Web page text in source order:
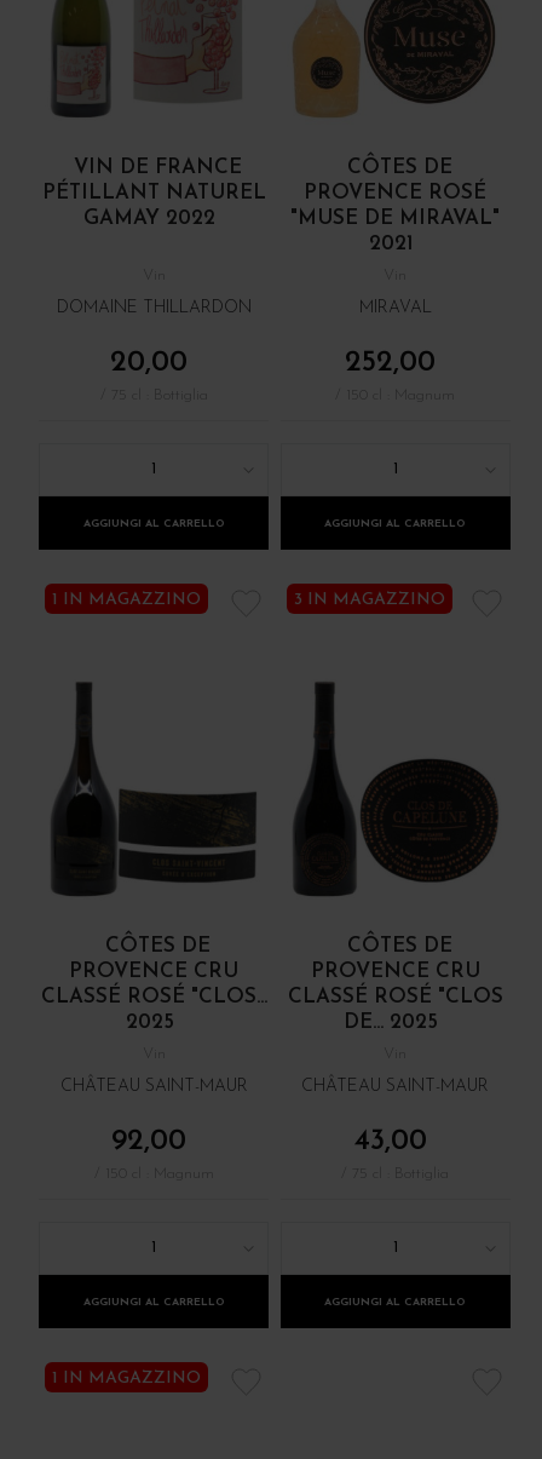
VIN DE FRANCE
PÉTILLANT NATUREL
GAMAY 2022
DOMAINE THILLARDON
20,00
1
AGGIUNGI AL CARRELLO
CÔTES DE
PROVENCE ROSÉ
"MUSE DE MIRAVAL"
2021
MIRAVAL
252,00
1
AGGIUNGI AL CARRELLO
1 IN MAGAZZINO
CÔTES DE
PROVENCE CRU
CLASSÉ ROSÉ "CLOS...
2025
CHÂTEAU SAINT-MAUR
92,00
AGGIUNGI AL CARRELLO
3 IN MAGAZZINO
CÔTES DE
PROVENCE CRU
CLASSÉ ROSÉ "CLOS
DE... 2025
CHÂTEAU SAINT-MAUR
43,00
AGGIUNGI AL CARRELLO
1 IN MAGAZZINO